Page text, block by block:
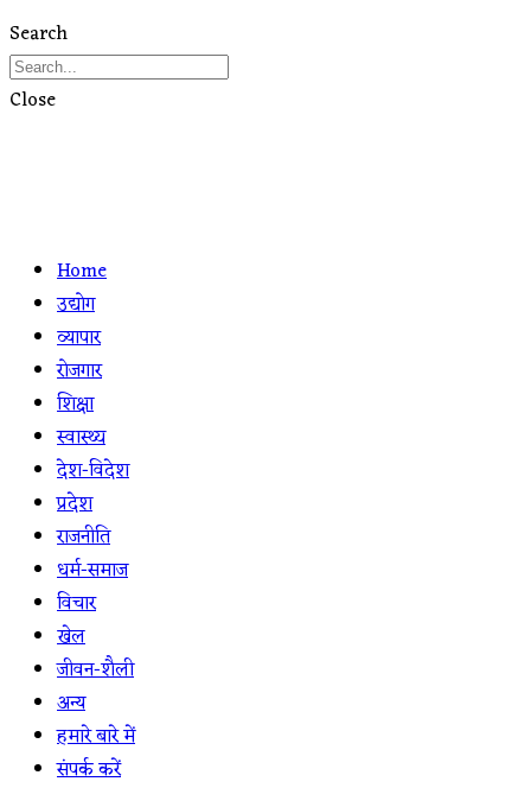
Search
Close
Home
उद्योग
व्यापार
रोजगार
शिक्षा
स्वास्थ्य
देश-विदेश
प्रदेश
राजनीति
धर्म-समाज
विचार
खेल
जीवन-शैली
अन्य
हमारे बारे में
संपर्क करें